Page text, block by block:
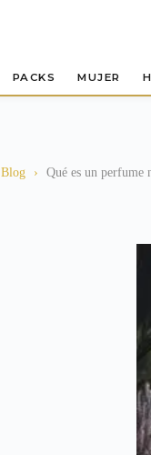
PACKS MUJER
Blog › Qué es un perfume